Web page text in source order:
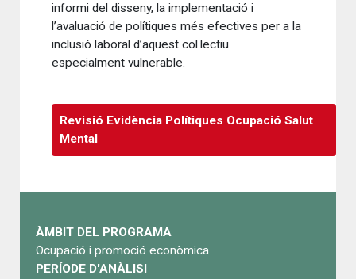
informi del disseny, la implementació i
l’avaluació de polítiques més efectives per a la
inclusió laboral d’aquest col·lectiu
especialment vulnerable.
Revisió Evidència Polítiques Ocupació Salut
Mental
ÀMBIT DEL PROGRAMA
Ocupació i promoció econòmica
PERÍODE D'ANÀLISI